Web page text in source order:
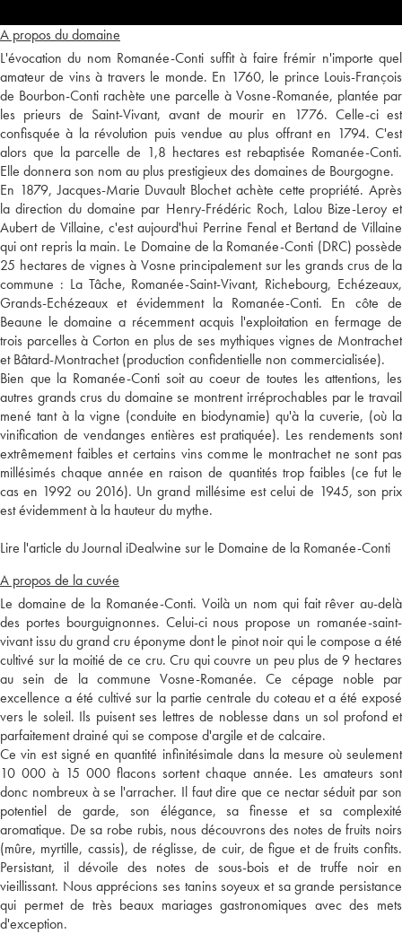
A propos du domaine
L'évocation du nom Romanée-Conti suffit à faire frémir n'importe quel
amateur de vins à travers le monde. En 1760, le prince Louis-François
de Bourbon-Conti rachète une parcelle à Vosne-Romanée, plantée par
les prieurs de Saint-Vivant, avant de mourir en 1776. Celle-ci est
confisquée à la révolution puis vendue au plus offrant en 1794. C'est
alors que la parcelle de 1,8 hectares est rebaptisée Romanée-Conti.
Elle donnera son nom au plus prestigieux des domaines de Bourgogne.
En 1879, Jacques-Marie Duvault Blochet achète cette propriété. Après
la direction du domaine par Henry-Frédéric Roch, Lalou Bize-Leroy et
Aubert de Villaine, c'est aujourd'hui Perrine Fenal et Bertand de Villaine
qui ont repris la main. Le Domaine de la Romanée-Conti (DRC) possède
25 hectares de vignes à Vosne principalement sur les grands crus de la
commune : La Tâche, Romanée-Saint-Vivant, Richebourg, Echézeaux,
Grands-Echézeaux et évidemment la Romanée-Conti. En côte de
Beaune le domaine a récemment acquis l'exploitation en fermage de
trois parcelles à Corton en plus de ses mythiques vignes de Montrachet
et Bâtard-Montrachet (production confidentielle non commercialisée).
Bien que la Romanée-Conti soit au coeur de toutes les attentions, les
autres grands crus du domaine se montrent irréprochables par le travail
mené tant à la vigne (conduite en biodynamie) qu'à la cuverie, (où la
vinification de vendanges entières est pratiquée). Les rendements sont
extrêmement faibles et certains vins comme le montrachet ne sont pas
millésimés chaque année en raison de quantités trop faibles (ce fut le
cas en 1992 ou 2016). Un grand millésime est celui de 1945, son prix
est évidemment à la hauteur du mythe.
Lire l'article du Journal iDealwine sur le Domaine de la Romanée-Conti
A propos de la cuvée
Le domaine de la Romanée-Conti. Voilà un nom qui fait rêver au-delà
des portes bourguignonnes. Celui-ci nous propose un romanée-saint-
vivant issu du grand cru éponyme dont le pinot noir qui le compose a été
cultivé sur la moitié de ce cru. Cru qui couvre un peu plus de 9 hectares
au sein de la commune Vosne-Romanée. Ce cépage noble par
excellence a été cultivé sur la partie centrale du coteau et a été exposé
vers le soleil. Ils puisent ses lettres de noblesse dans un sol profond et
parfaitement drainé qui se compose d'argile et de calcaire.
Ce vin est signé en quantité infinitésimale dans la mesure où seulement
10 000 à 15 000 flacons sortent chaque année. Les amateurs sont
donc nombreux à se l'arracher. Il faut dire que ce nectar séduit par son
potentiel de garde, son élégance, sa finesse et sa complexité
aromatique. De sa robe rubis, nous découvrons des notes de fruits noirs
(mûre, myrtille, cassis), de réglisse, de cuir, de figue et de fruits confits.
Persistant, il dévoile des notes de sous-bois et de truffe noir en
vieillissant. Nous apprécions ses tanins soyeux et sa grande persistance
qui permet de très beaux mariages gastronomiques avec des mets
d'exception.